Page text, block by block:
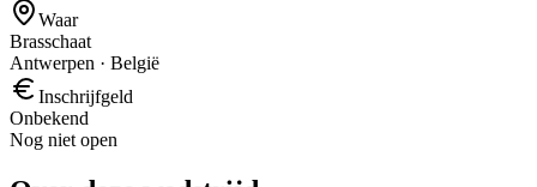
Waar
Brasschaat
Antwerpen · België
Inschrijfgeld
Onbekend
Nog niet open